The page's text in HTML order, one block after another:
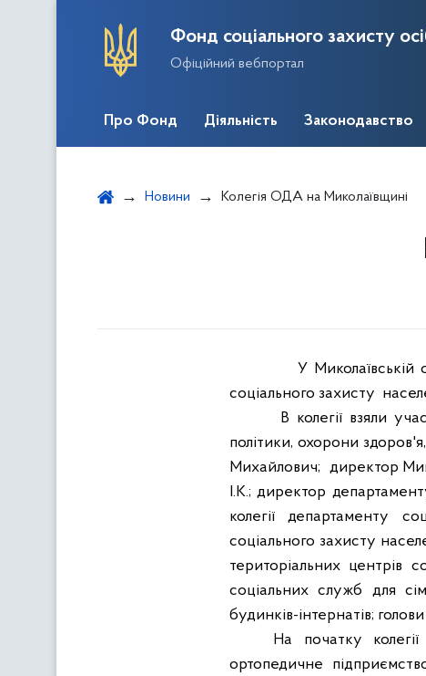
Фонд соціального захисту
Офіційний вебпортал
Про Фонд Діяльність Законодавство
Новини Колегія ОДА на Миколаївщині
У Миколаївській
соціального захисту
В колегії взяли
політики, охорони
Михайлович; директор
І.К.; директор
колегії департаменту
соціального захисту
територіальних центрів
соціальних служб для
будинків-інтернатів;
На початку
ортопедичне